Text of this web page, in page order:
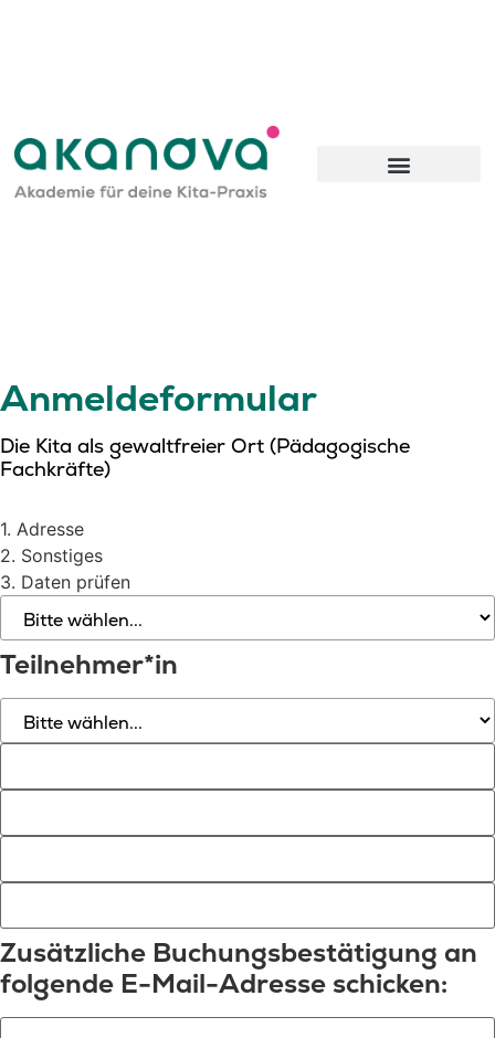
Anmeldeformular
Die Kita als gewaltfreier Ort (Pädagogische
Fachkräfte)
1. Adresse
2. Sonstiges
3. Daten prüfen
Teilnehmer*in
Zusätzliche Buchungsbestätigung an
folgende E-Mail-Adresse schicken: